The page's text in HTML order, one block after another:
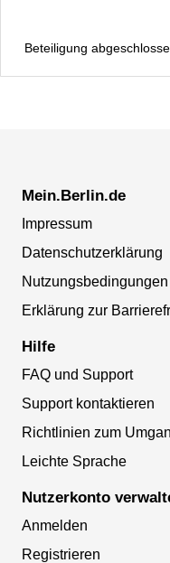
Beteiligung
Mein.Berlin.de
Impressum
Datenschutzerklärung
Nutzungsbedingungen
Erklärung zur
Hilfe
FAQ und Support
Support kontaktieren
Richtlinien zum
Leichte Sprache
Nutzerkonto
Anmelden
Registrieren